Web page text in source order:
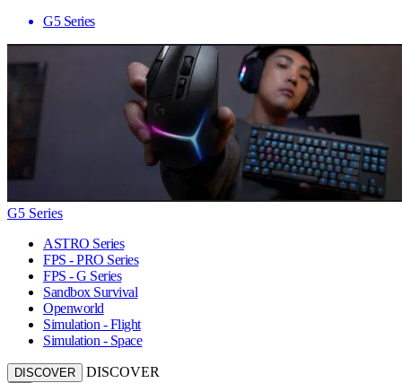
G5 Series
G5 Series
ASTRO Series
FPS - PRO Series
FPS - G Series
Sandbox Survival
Openworld
Simulation - Flight
Simulation - Space
DISCOVER DISCOVER